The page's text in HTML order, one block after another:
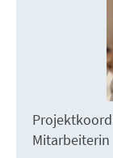
Mitarbeiterin